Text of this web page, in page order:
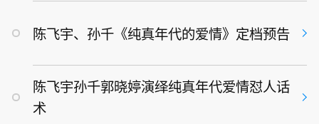
陈飞宇、孙千《纯真年代的爱情》定档预告
陈飞宇孙千郭晓婷演绎纯真年代爱情怼人话
术